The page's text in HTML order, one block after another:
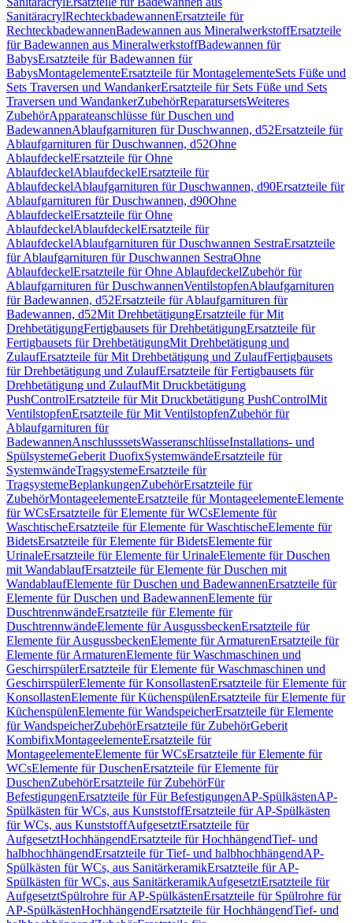
SanitäracrylRechteckbadewannenErsatzteile für
RechteckbadewannenBadewannen aus MineralwerkstoffErsatzteile
für Badewannen aus MineralwerkstoffBadewannen für
BabysErsatzteile für Badewannen für
BabysMontagelementeErsatzteile für MontagelementeSets Füße und
Sets Traversen und WandankerErsatzteile für Sets Füße und Sets
Traversen und WandankerZubehörReparatursetsWeiteres
ZubehörApparateanschlüsse für Duschen und
BadewannenAblaufgarnituren für Duschwannen, d52Ersatzteile für
Ablaufgarnituren für Duschwannen, d52Ohne
AblaufdeckelErsatzteile für Ohne
AblaufdeckelAblaufdeckelErsatzteile für
AblaufdeckelAblaufgarnituren für Duschwannen, d90Ersatzteile für
Ablaufgarnituren für Duschwannen, d90Ohne
AblaufdeckelErsatzteile für Ohne
AblaufdeckelAblaufdeckelErsatzteile für
AblaufdeckelAblaufgarnituren für Duschwannen SestraErsatzteile
für Ablaufgarnituren für Duschwannen SestraOhne
AblaufdeckelErsatzteile für Ohne AblaufdeckelZubehör für
Ablaufgarnituren für DuschwannenVentilstopfenAblaufgarnituren
für Badewannen, d52Ersatzteile für Ablaufgarnituren für
Badewannen, d52Mit DrehbetätigungErsatzteile für Mit
DrehbetätigungFertigbausets für DrehbetätigungErsatzteile für
Fertigbausets für DrehbetätigungMit Drehbetätigung und
ZulaufErsatzteile für Mit Drehbetätigung und ZulaufFertigbausets
für Drehbetätigung und ZulaufErsatzteile für Fertigbausets für
Drehbetätigung und ZulaufMit Druckbetätigung
PushControlErsatzteile für Mit Druckbetätigung PushControlMit
VentilstopfenErsatzteile für Mit VentilstopfenZubehör für
Ablaufgarnituren für
BadewannenAnschlusssetsWasseranschlüsseInstallations- und
SpülsystemeGeberit DuofixSystemwändeErsatzteile für
SystemwändeTragsystemeErsatzteile für
TragsystemeBeplankungenZubehörErsatzteile für
ZubehörMontageelementeErsatzteile für MontageelementeElemente
für WCsErsatzteile für Elemente für WCsElemente für
WaschtischeErsatzteile für Elemente für WaschtischeElemente für
BidetsErsatzteile für Elemente für BidetsElemente für
UrinaleErsatzteile für Elemente für UrinaleElemente für Duschen
mit WandablaufErsatzteile für Elemente für Duschen mit
WandablaufElemente für Duschen und BadewannenErsatzteile für
Elemente für Duschen und BadewannenElemente für
DuschtrennwändeErsatzteile für Elemente für
DuschtrennwändeElemente für AusgussbeckenErsatzteile für
Elemente für AusgussbeckenElemente für ArmaturenErsatzteile für
Elemente für ArmaturenElemente für Waschmaschinen und
GeschirrspülerErsatzteile für Elemente für Waschmaschinen und
GeschirrspülerElemente für KonsollastenErsatzteile für Elemente für
KonsollastenElemente für KüchenspülenErsatzteile für Elemente für
KüchenspülenElemente für WandspeicherErsatzteile für Elemente
für WandspeicherZubehörErsatzteile für ZubehörGeberit
KombifixMontageelementeErsatzteile für
MontageelementeElemente für WCsErsatzteile für Elemente für
WCsElemente für DuschenErsatzteile für Elemente für
DuschenZubehörErsatzteile für ZubehörFür
BefestigungenErsatzteile für Für BefestigungenAP-SpülkästenAP-
Spülkästen für WCs, aus KunststoffErsatzteile für AP-Spülkästen
für WCs, aus KunststoffAufgesetztErsatzteile für
AufgesetztHochhängendErsatzteile für HochhängendTief- und
halbhochhängendErsatzteile für Tief- und halbhochhängendAP-
Spülkästen für WCs, aus SanitärkeramikErsatzteile für AP-
Spülkästen für WCs, aus SanitärkeramikAufgesetztErsatzteile für
AufgesetztSpülrohre für AP-SpülkästenErsatzteile für Spülrohre für
AP-SpülkästenHochhängendErsatzteile für HochhängendTief- und